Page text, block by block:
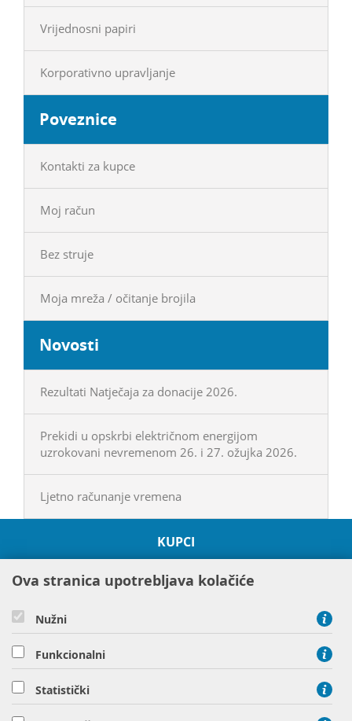
Vrijednosni papiri
Korporativno upravljanje
Poveznice
Kontakti za kupce
Moj račun
Bez struje
Moja mreža / očitanje brojila
Novosti
Rezultati Natječaja za donacije 2026.
Prekidi u opskrbi električnom energijom
uzrokovani nevremenom 26. i 27. ožujka 2026.
Ljetno računanje vremena
KUPCI
O HEP GRUPI
PROJEKTI
DRUŠTVENA ODGOVORNOST
Ova stranica upotrebljava kolačiće
Nužni
Funkcionalni
Statistički